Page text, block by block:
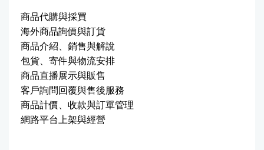
商品代購與採買
海外商品詢價與訂貨
商品介紹、銷售與解說
包貨、寄件與物流安排
商品直播展示與販售
客戶詢問回覆與售後服務
商品計價、收款與訂單管理
網路平台上架與經營